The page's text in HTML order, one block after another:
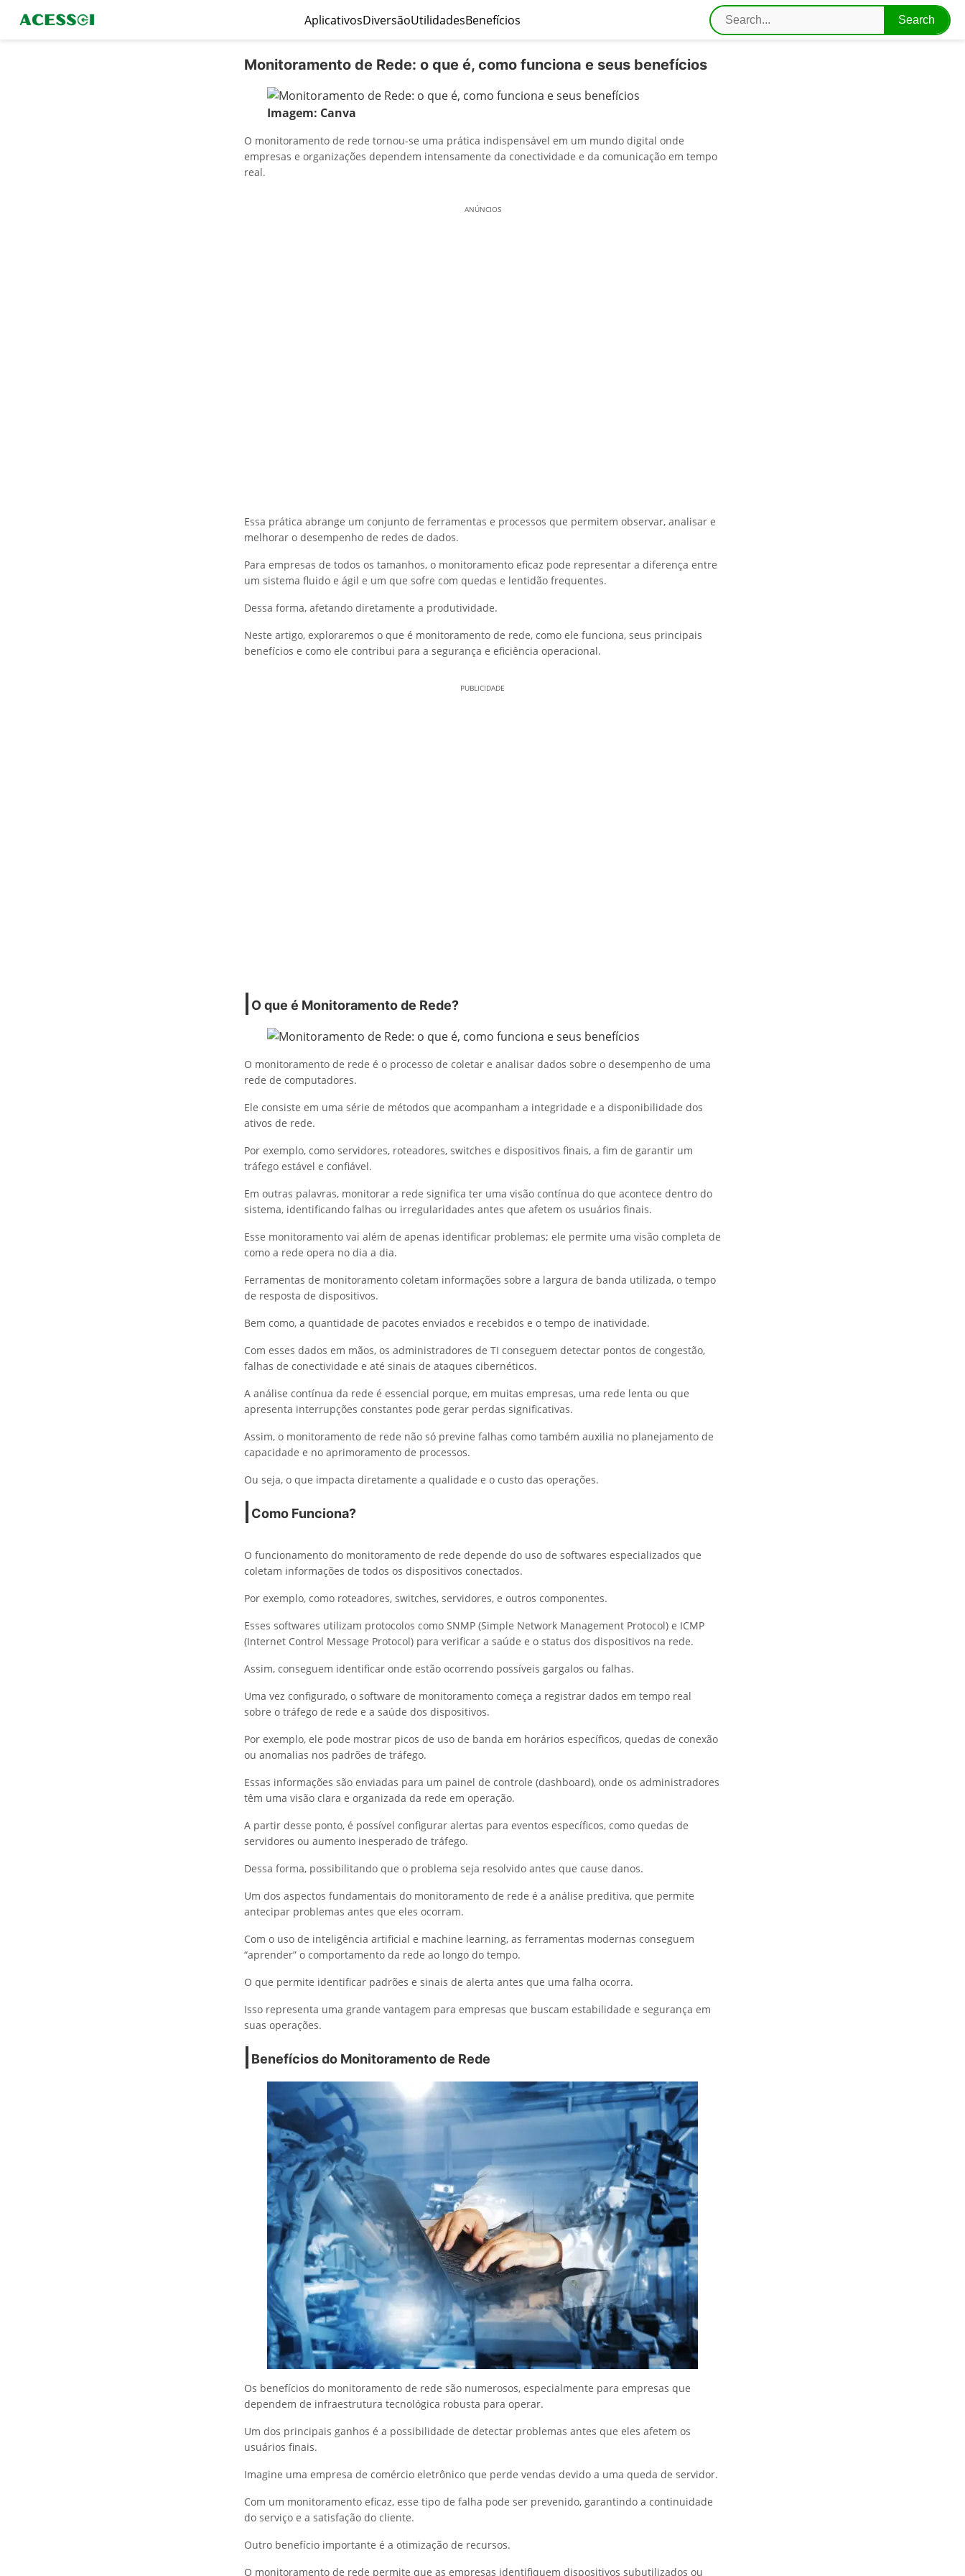
AplicativosDiversãoUtilidadesBenefícios
Monitoramento de Rede: o que é, como funciona e seus benefícios
Imagem: Canva
O monitoramento de rede tornou-se uma prática indispensável em um mundo digital onde
empresas e organizações dependem intensamente da conectividade e da comunicação em tempo
real.
ANÚNCIOS
Essa prática abrange um conjunto de ferramentas e processos que permitem observar, analisar e
melhorar o desempenho de redes de dados.
Para empresas de todos os tamanhos, o monitoramento eficaz pode representar a diferença entre
um sistema fluido e ágil e um que sofre com quedas e lentidão frequentes.
Dessa forma, afetando diretamente a produtividade.
Neste artigo, exploraremos o que é monitoramento de rede, como ele funciona, seus principais
benefícios e como ele contribui para a segurança e eficiência operacional.
PUBLICIDADE
O que é Monitoramento de Rede?
O monitoramento de rede é o processo de coletar e analisar dados sobre o desempenho de uma
rede de computadores.
Ele consiste em uma série de métodos que acompanham a integridade e a disponibilidade dos
ativos de rede.
Por exemplo, como servidores, roteadores, switches e dispositivos finais, a fim de garantir um
tráfego estável e confiável.
Em outras palavras, monitorar a rede significa ter uma visão contínua do que acontece dentro do
sistema, identificando falhas ou irregularidades antes que afetem os usuários finais.
Esse monitoramento vai além de apenas identificar problemas; ele permite uma visão completa de
como a rede opera no dia a dia.
Ferramentas de monitoramento coletam informações sobre a largura de banda utilizada, o tempo
de resposta de dispositivos.
Bem como, a quantidade de pacotes enviados e recebidos e o tempo de inatividade.
Com esses dados em mãos, os administradores de TI conseguem detectar pontos de congestão,
falhas de conectividade e até sinais de ataques cibernéticos.
A análise contínua da rede é essencial porque, em muitas empresas, uma rede lenta ou que
apresenta interrupções constantes pode gerar perdas significativas.
Assim, o monitoramento de rede não só previne falhas como também auxilia no planejamento de
capacidade e no aprimoramento de processos.
Ou seja, o que impacta diretamente a qualidade e o custo das operações.
Como Funciona?
O funcionamento do monitoramento de rede depende do uso de softwares especializados que
coletam informações de todos os dispositivos conectados.
Por exemplo, como roteadores, switches, servidores, e outros componentes.
Esses softwares utilizam protocolos como SNMP (Simple Network Management Protocol) e ICMP
(Internet Control Message Protocol) para verificar a saúde e o status dos dispositivos na rede.
Assim, conseguem identificar onde estão ocorrendo possíveis gargalos ou falhas.
Uma vez configurado, o software de monitoramento começa a registrar dados em tempo real
sobre o tráfego de rede e a saúde dos dispositivos.
Por exemplo, ele pode mostrar picos de uso de banda em horários específicos, quedas de conexão
ou anomalias nos padrões de tráfego.
Essas informações são enviadas para um painel de controle (dashboard), onde os administradores
têm uma visão clara e organizada da rede em operação.
A partir desse ponto, é possível configurar alertas para eventos específicos, como quedas de
servidores ou aumento inesperado de tráfego.
Dessa forma, possibilitando que o problema seja resolvido antes que cause danos.
Um dos aspectos fundamentais do monitoramento de rede é a análise preditiva, que permite
antecipar problemas antes que eles ocorram.
Com o uso de inteligência artificial e machine learning, as ferramentas modernas conseguem
“aprender” o comportamento da rede ao longo do tempo.
O que permite identificar padrões e sinais de alerta antes que uma falha ocorra.
Isso representa uma grande vantagem para empresas que buscam estabilidade e segurança em
suas operações.
Benefícios do Monitoramento de Rede
Os benefícios do monitoramento de rede são numerosos, especialmente para empresas que
dependem de infraestrutura tecnológica robusta para operar.
Um dos principais ganhos é a possibilidade de detectar problemas antes que eles afetem os
usuários finais.
Imagine uma empresa de comércio eletrônico que perde vendas devido a uma queda de servidor.
Com um monitoramento eficaz, esse tipo de falha pode ser prevenido, garantindo a continuidade
do serviço e a satisfação do cliente.
Outro benefício importante é a otimização de recursos.
O monitoramento de rede permite que as empresas identifiquem dispositivos subutilizados ou